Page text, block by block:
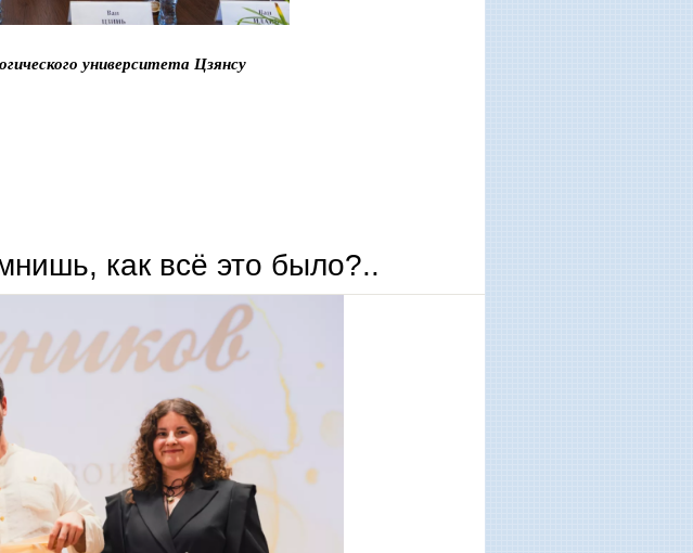
университета Цзянсу
как всё это было?..